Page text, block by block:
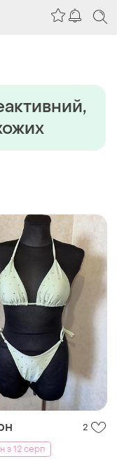
2
з 12 серп